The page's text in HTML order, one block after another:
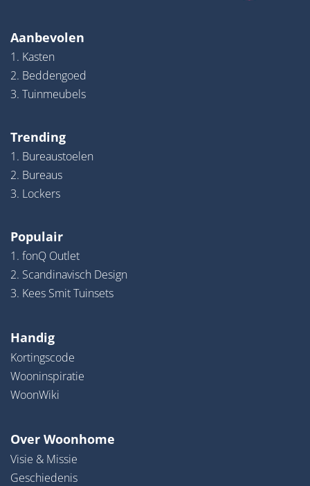
Aanbevolen
1. Kasten
2. Beddengoed
3. Tuinmeubels
Trending
1. Bureaustoelen
2. Bureaus
3. Lockers
Populair
1. fonQ Outlet
2. Scandinavisch Design
3. Kees Smit Tuinsets
Handig
Kortingscode
Wooninspiratie
WoonWiki
Over Woonhome
Visie & Missie
Geschiedenis